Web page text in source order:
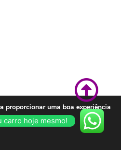
proporcionar uma boa experiência
carro hoje mesmo!